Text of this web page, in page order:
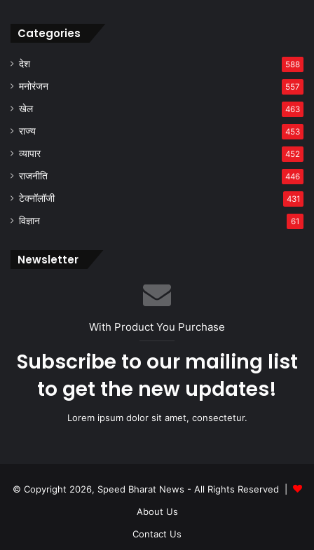
Categories
देश 588
मनोरंजन 557
खेल 463
राज्य 453
व्यापार 452
राजनीति 446
टेक्नॉलॉजी 431
विज्ञान 61
Newsletter
With Product You Purchase
Subscribe to our mailing list
to get the new updates!
Lorem ipsum dolor sit amet, consectetur.
© Copyright 2026, Speed Bharat News - All Rights Reserved |
About Us
Contact Us